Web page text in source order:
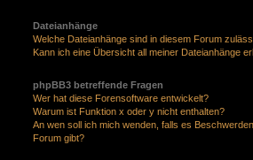
Dateianhänge
Welche Dateianhänge sind in diesem Forum
Kann ich eine Übersicht all meiner Dateianhänge
phpBB3 betreffende Fragen
Wer hat diese Forensoftware entwickelt?
Warum ist Funktion x oder y nicht enthalten?
An wen soll ich mich wenden, falls es
Forum gibt?